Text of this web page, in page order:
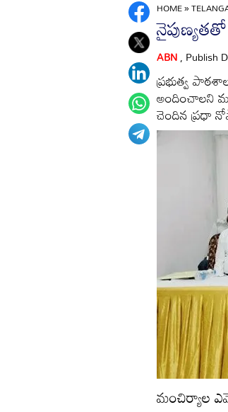
HOME»
ABN, Publish
ప్రభుత్వ
అందించాలని
చెందిన ప్రధా
మంచిర్యాల